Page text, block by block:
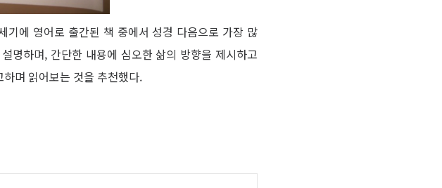
기에 영어로 출간된 책 중에서 성경 다음으로 가장 많
명하며, 간단한 내용에 심오한 삶의 방향을 제시하고
며 읽어보는 것을 추천했다.